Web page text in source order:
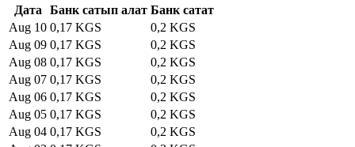
Дата Банк сатып алат Банк сатат
Aug 10 0,17 KGS
0,2 KGS
Aug 09 0,17 KGS
0,2 KGS
Aug 08 0,17 KGS
0,2 KGS
Aug 07 0,17 KGS
0,2 KGS
Aug 06 0,17 KGS
0,2 KGS
Aug 05 0,17 KGS
0,2 KGS
Aug 04 0,17 KGS
0,2 KGS